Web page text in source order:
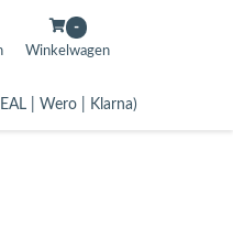
-
Winkelwagen
| Wero | Klarna)